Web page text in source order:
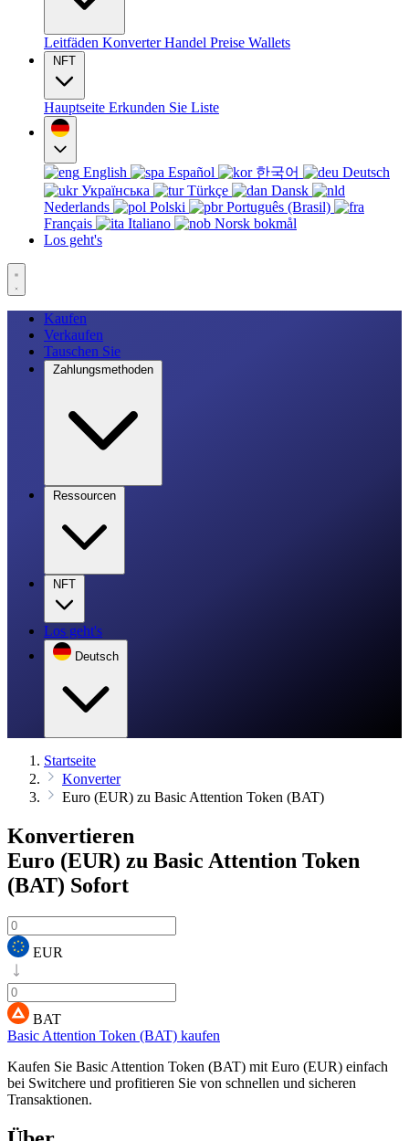
Leitfäden KonverterHandel Preise Wallets
NFT
Hauptseite Erkunden Sie Liste
English Español 한국어
Deutsch
Українська
Türkçe
Dansk
Nederlands
Polski
Português (Brasil)
Français
Italiano
Norsk bokmål
Los geht's
Kaufen
Verkaufen
Tauschen Sie
Zahlungsmethoden
Ressourcen
NFT
Los geht's
Deutsch
Startseite
Konverter
Euro (EUR) zu Basic Attention Token (BAT)
Konvertieren
Euro (EUR) zu Basic Attention Token
(BAT) Sofort
EUR
BAT
Basic Attention Token (BAT) kaufen
Kaufen Sie Basic Attention Token (BAT) mit Euro (EUR) einfach
bei Switchere und profitieren Sie von schnellen und sicheren
Transaktionen.